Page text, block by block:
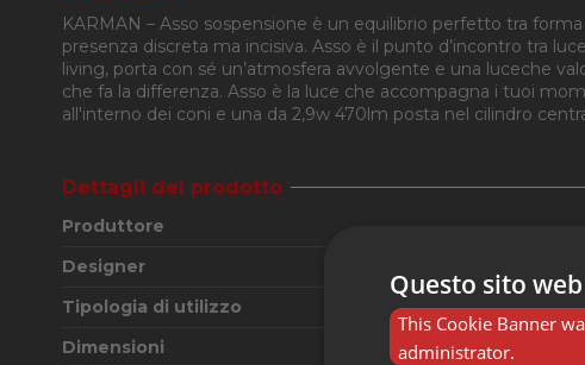
KARMAN – Asso sospensione è un equilibrio perfetto tra
presenza discreta ma incisiva. Asso è il punto d’incontro tra
living, porta con sé un’atmosfera avvolgente e una luceche
che fa la differenza. Asso è la luce che accompagna i tuoi
all'interno dei coni e una da 2,9w 470lm posta nel cilindro
Dettagli del prodotto
Produttore
Designer
Tipologia di utilizzo
Dimensioni
Questo sito
This Cookie Banner
administrator.